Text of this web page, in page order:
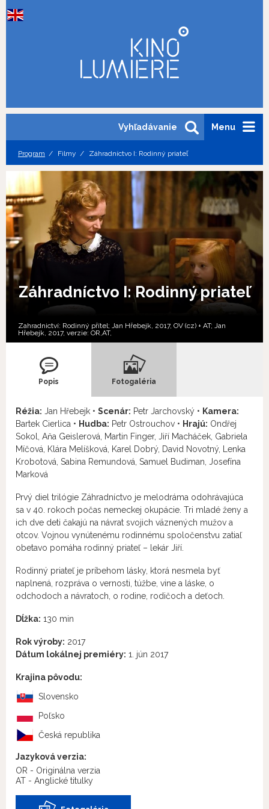
Menu
Vyhľadávanie
Program Filmy Záhradníctvo I: Rodinný priateľ
Záhradníctvo I: Rodinný priateľ
Zahradnictví: Rodinný přítel; Jan Hřebejk, 2017, OV (cz) + AT; Jan
Hřebejk, 2017, verzie: OR, AT,
Popis Fotogaléria
Réžia: Jan Hřebejk • Scenár: Petr Jarchovský • Kamera:
Bartek Cierlica • Hudba: Petr Ostrouchov • Hrajú: Ondřej
Sokol, Aňa Geislerová, Martin Finger, Jiří Macháček, Gabriela
Míčová, Klára Melíšková, Karel Dobrý, David Novotný, Lenka
Krobotová, Sabina Remundová, Samuel Budiman, Josefína
Marková
Prvý diel trilógie Záhradníctvo je melodráma odohrávajúca
sa v 40. rokoch počas nemeckej okupácie. Tri mladé ženy a
ich dve deti čakajú na návrat svojich väznených mužov a
otcov. Vojnou vynútenému rodinnému spoločenstvu zatiaľ
obetavo pomáha rodinný priateľ – lekár Jiří.
Rodinný priateľ je príbehom lásky, ktorá nesmela byť
naplnená, rozpráva o vernosti, túžbe, vine a láske, o
odchodoch a návratoch, o rodine, rodičoch a deťoch.
Dĺžka: 130 min
Rok výroby: 2017
Dátum lokálnej premiéry: 1. jún 2017
Krajina pôvodu:
Slovensko
Poľsko
Česká republika
Jazyková verzia:
OR - Originálna verzia
AT - Anglické titulky